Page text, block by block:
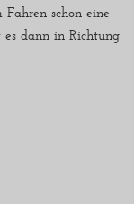
schon eine
dann in Richtung